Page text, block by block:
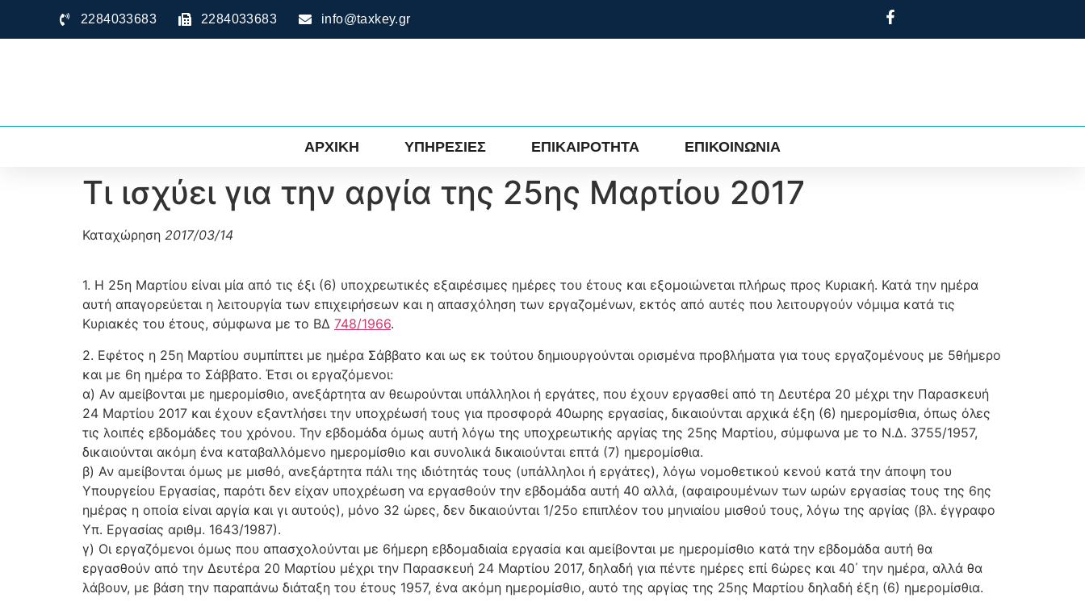
2284033683 2284033683 info@taxkey.gr
ΑΡΧΙΚΗ ΥΠΗΡΕΣΙΕΣ ΕΠΙΚΑΙΡΟΤΗΤΑ ΕΠΙΚΟΙΝΩΝΙΑ
Tι ισχύει για την αργία της 25ης Μαρτίου 2017
Καταχώρηση 2017/03/14
1. Η 25η Μαρτίου είναι μία από τις έξι (6) υποχρεωτικές εξαιρέσιμες ημέρες του έτους και εξομοιώνεται πλήρως προς Κυριακή. Κατά την ημέρα
αυτή απαγορεύεται η λειτουργία των επιχειρήσεων και η απασχόληση των εργαζομένων, εκτός από αυτές που λειτουργούν νόμιμα κατά τις
Κυριακές του έτους, σύμφωνα με το ΒΔ 748/1966.
2. Εφέτος η 25η Μαρτίου συμπίπτει με ημέρα Σάββατο και ως εκ τούτου δημιουργούνται ορισμένα προβλήματα για τους εργαζομένους με 5θήμερο
και με 6η ημέρα το Σάββατο. Έτσι οι εργαζόμενοι:
α) Αν αμείβονται με ημερομίσθιο, ανεξάρτητα αν θεωρούνται υπάλληλοι ή εργάτες, που έχουν εργασθεί από τη Δευτέρα 20 μέχρι την Παρασκευή
24 Μαρτίου 2017 και έχουν εξαντλήσει την υποχρέωσή τους για προσφορά 40ωρης εργασίας, δικαιούνται αρχικά έξη (6) ημερομίσθια, όπως όλες
τις λοιπές εβδομάδες του χρόνου. Την εβδομάδα όμως αυτή λόγω της υποχρεωτικής αργίας της 25ης Μαρτίου, σύμφωνα με το Ν.Δ. 3755/1957,
δικαιούνται ακόμη ένα καταβαλλόμενο ημερομίσθιο και συνολικά δικαιούνται επτά (7) ημερομίσθια.
β) Αν αμείβονται όμως με μισθό, ανεξάρτητα πάλι της ιδιότητάς τους (υπάλληλοι ή εργάτες), λόγω νομοθετικού κενού κατά την άποψη του
Υπουργείου Εργασίας, παρότι δεν είχαν υποχρέωση να εργασθούν την εβδομάδα αυτή 40 αλλά, (αφαιρουμένων των ωρών εργασίας τους της 6ης
ημέρας η οποία είναι αργία και γι αυτούς), μόνο 32 ώρες, δεν δικαιούνται 1/25ο επιπλέον του μηνιαίου μισθού τους, λόγω της αργίας (βλ. έγγραφο
Υπ. Εργασίας αριθμ. 1643/1987).
γ) Οι εργαζόμενοι όμως που απασχολούνται με 6ήμερη εβδομαδιαία εργασία και αμείβονται με ημερομίσθιο κατά την εβδομάδα αυτή θα
εργασθούν από την Δευτέρα 20 Μαρτίου μέχρι την Παρασκευή 24 Μαρτίου 2017, δηλαδή για πέντε ημέρες επί 6ώρες και 40΄ την ημέρα, αλλά θα
λάβουν, με βάση την παραπάνω διάταξη του έτους 1957, ένα ακόμη ημερομίσθιο, αυτό της αργίας της 25ης Μαρτίου δηλαδή έξη (6) ημερομίσθια.